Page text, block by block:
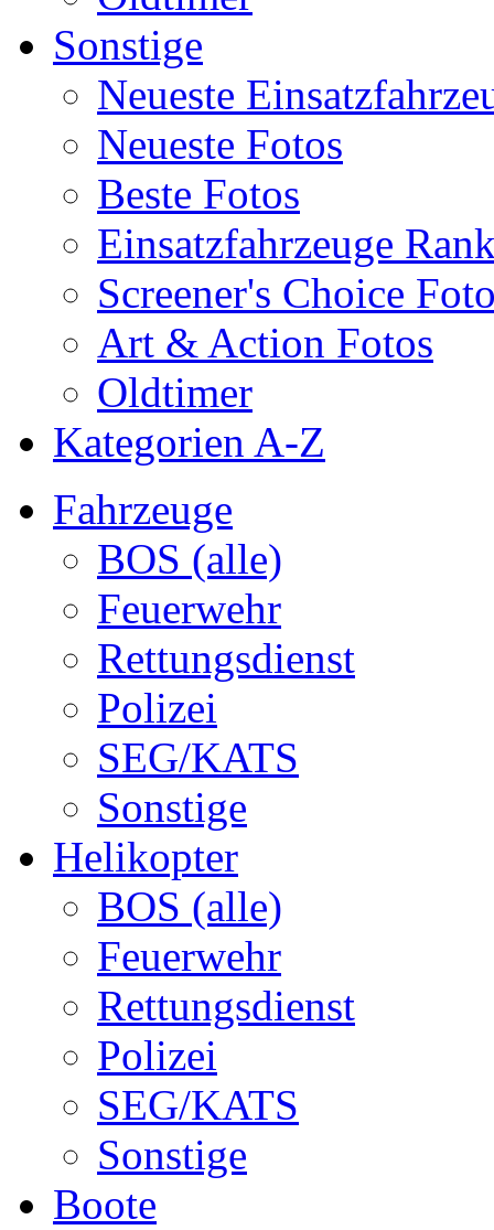
Sonstige
Neueste
Neueste Fotos
Beste Fotos
Einsatzfahrzeuge
Screener's Choice
Art & Action Fotos
Oldtimer
Kategorien A-Z
Fahrzeuge
BOS (alle)
Feuerwehr
Rettungsdienst
Polizei
SEG/KATS
Sonstige
Helikopter
BOS (alle)
Feuerwehr
Rettungsdienst
Polizei
SEG/KATS
Sonstige
Boote